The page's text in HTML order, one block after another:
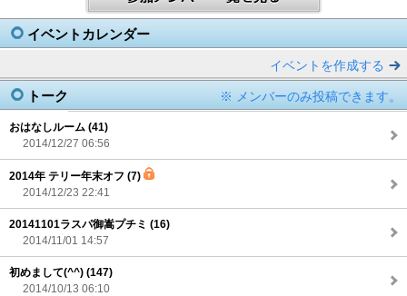
イベントカレンダー
イベントを作成する
※ メンバーのみ投稿できます。
トーク
おはなしルーム (41)
2014/12/27 06:56
2014年 テリー年末オフ (7)
2014/12/23 22:41
20141101ラスパ御嵩プチミ (16)
2014/11/01 14:57
初めまして(^^) (147)
2014/10/13 06:10